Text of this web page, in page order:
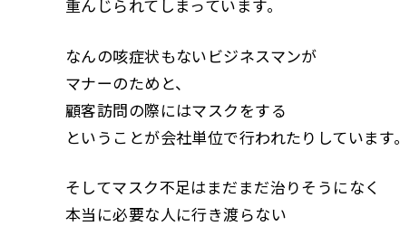
重んじられてしまっています。
なんの咳症状もないビジネスマンが
マナーのためと、
顧客訪問の際にはマスクをする
ということが会社単位で行われたりしています。
そしてマスク不足はまだまだ治りそうになく
本当に必要な人に行き渡らない